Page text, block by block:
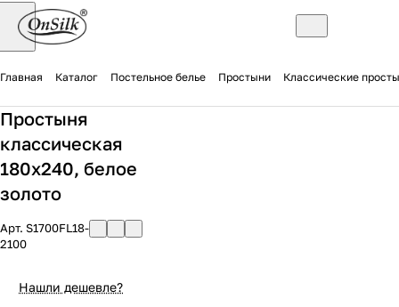
Главная Каталог Постельное белье Простыни Классические
Простыня
классическая
180х240, белое
золото
Арт. S1700FL18-
2100
Нашли дешевле?